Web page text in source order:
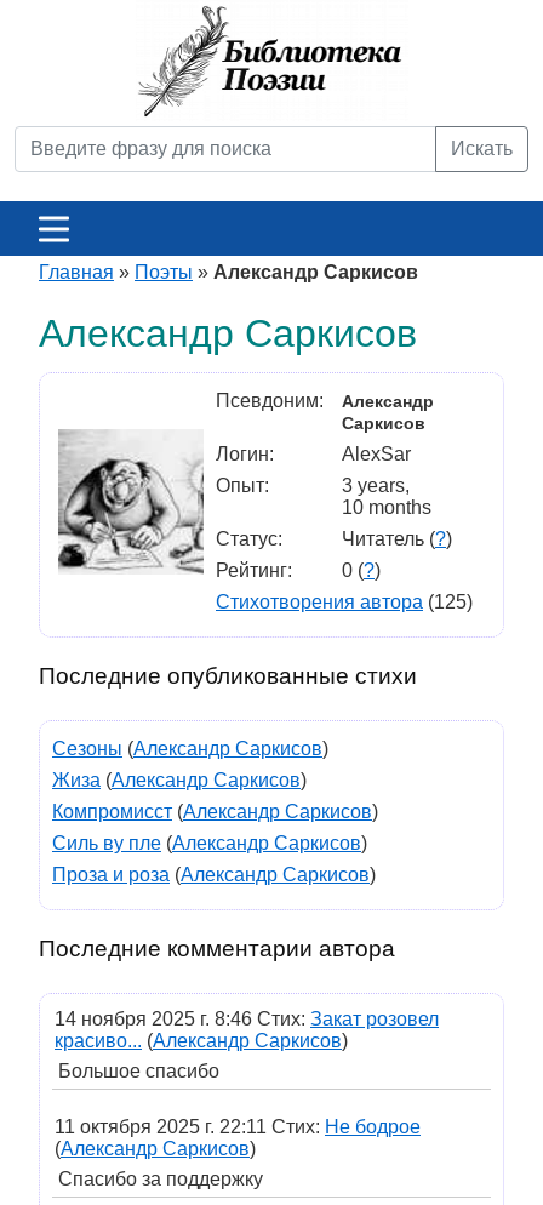
Искать
Главная » Поэты » Александр Саркисов
Александр Саркисов
Псевдоним:
Александр
Саркисов
Логин:
AlexSar
Опыт:
3 years,
10 months
Статус:
Читатель (?)
Рейтинг:
0 (?)
Стихотворения автора (125)
Последние опубликованные стихи
Сезоны (Александр Саркисов)
Жиза (Александр Саркисов)
Компромисст (Александр Саркисов)
Силь ву пле (Александр Саркисов)
Проза и роза (Александр Саркисов)
Последние комментарии автора
14 ноября 2025 г. 8:46 Стих: Закат розовел
красиво... (Александр Саркисов)
Большое спасибо
11 октября 2025 г. 22:11 Стих: Не бодрое
(Александр Саркисов)
Спасибо за поддержку